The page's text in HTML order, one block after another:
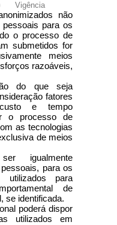
Vigência
não
para os
o processo de
submetidos for
meios
razoáveis,
do que seja
fatores
e tempo
o processo de
as tecnologias
de meios
igualmente
para os
para
de
se identificada.
poderá dispor
utilizados em